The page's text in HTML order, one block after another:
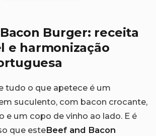
Burger: receita
e harmonização
tudo o que apetece é um
suculento, com bacon crocante,
e um copo de vinho ao lado. E é
que esteBeef and Bacon